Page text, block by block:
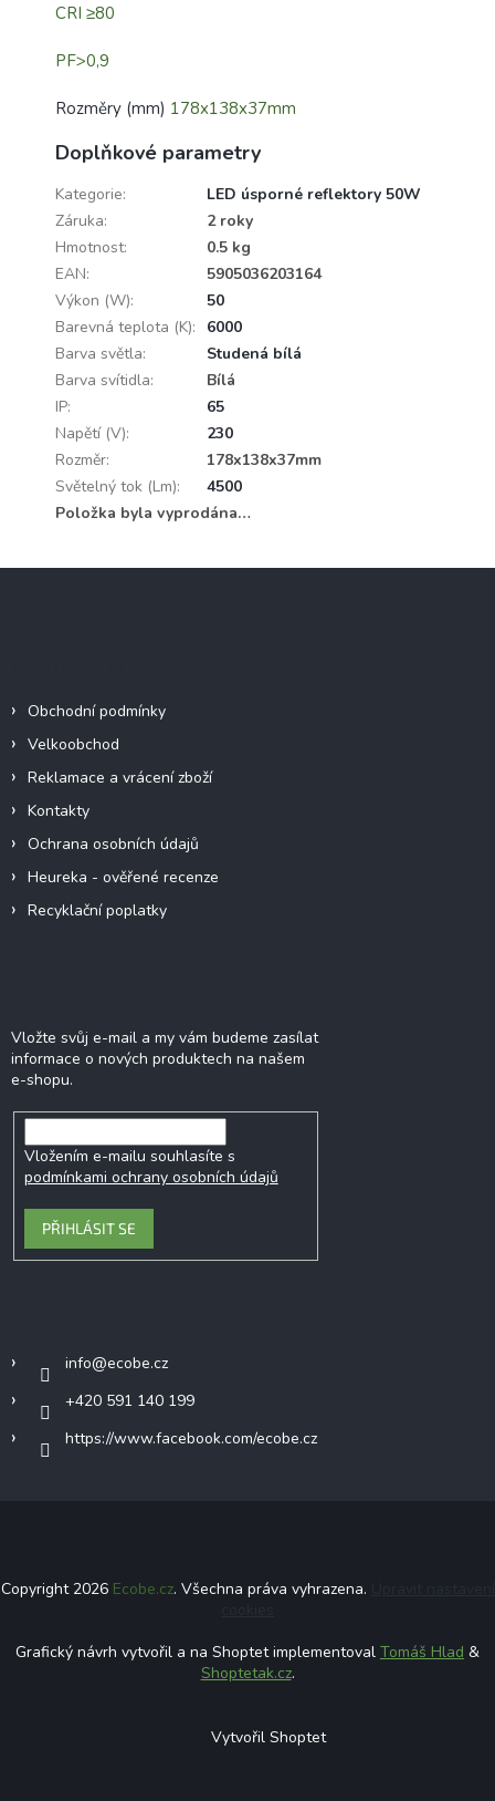
CRI ≥80
PF>0,9
Rozměry (mm) 178x138x37mm
Doplňkové parametry
Kategorie:
LED úsporné reflektory 50W
Záruka:
2 roky
Hmotnost:
0.5 kg
EAN:
5905036203164
Výkon (W):
50
Barevná teplota (K):
6000
Barva světla:
Studená bílá
Barva svítidla:
Bílá
IP:
65
Napětí (V):
230
Rozměr:
178x138x37mm
Světelný tok (Lm):
4500
Položka byla vyprodána…
Obchodní podmínky
Velkoobchod
Reklamace a vrácení zboží
Kontakty
Ochrana osobních údajů
Heureka - ověřené recenze
Recyklační poplatky
Vložte svůj e-mail a my vám budeme zasílat
informace o nových produktech na našem
e-shopu.
Vložením e-mailu souhlasíte s
podmínkami ochrany osobních údajů
PŘIHLÁSIT SE
info@ecobe.cz
+420 591 140 199
https://www.facebook.com/ecobe.cz
Copyright 2026 Ecobe.cz. Všechna práva vyhrazena.
Grafický návrh vytvořil a na Shoptet implementoval Tomáš Hlad &
Shoptetak.cz.
Vytvořil Shoptet